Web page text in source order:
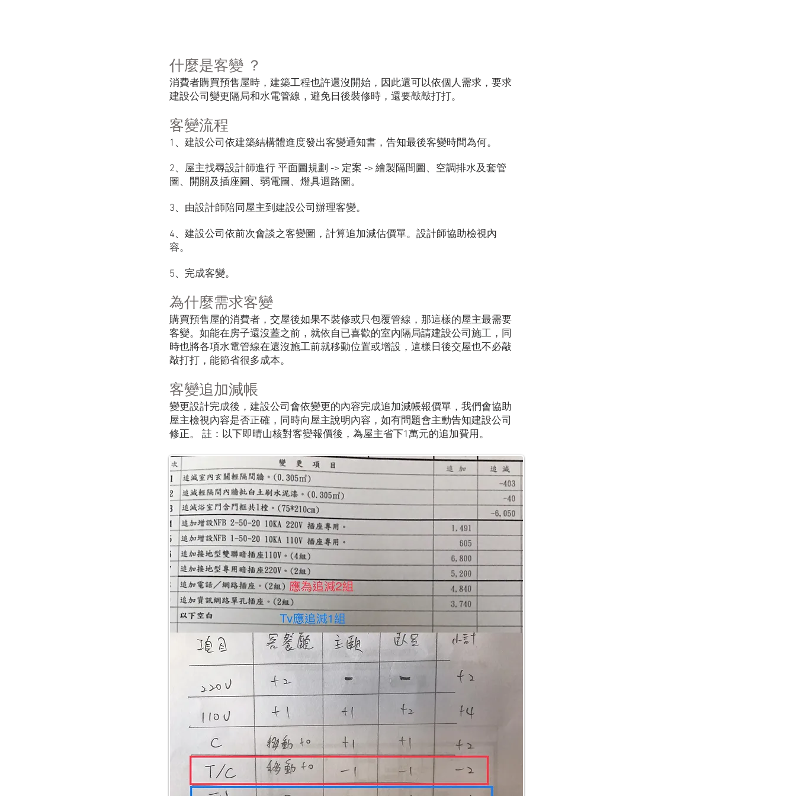
什麼是客變 ？
​消費者購買預售屋時，建築工程也許還沒開始，因此還可以依個人需求，要求
建設公司變更隔局和水電管線，避免日後裝修時，還要敲敲打打。
客變流程
1、建設公司依建築結構體進度發出客變通知書，告知最後客變時間為何。
2、屋主找尋設計師進行 平面圖規劃 -> 定案 -> 繪製隔間圖、空調排水及套管
圖、開關及插座圖、弱電圖、燈具迴路圖。
3、由設計師陪同屋主到建設公司辦理客變。
4、建設公司依前次會談之客變圖，計算追加減估價單。設計師協助檢視內
容。
5、完成客變。
為什麼需求客變
購買預售屋的消費者，交屋後如果不裝修或只包覆管線，那這樣的屋主最需要
客變。如能在房子還沒蓋之前，就依自已喜歡的室內隔局請建設公司施工，同
時也將各項水電管線在還沒施工前就移動位置或增設，這樣日後交屋也不必敲
敲打打，能節省很多成本。
客變追加減帳
變更設計完成後，建設公司會依變更的內容完成追加減帳報價單，我們會協助
屋主檢視內容是否正確，同時向屋主說明內容，如有問題會主動告知建設公司
修正。​ 註：以下即晴山核對客變報價後，為屋主省下1萬元的追加費用。